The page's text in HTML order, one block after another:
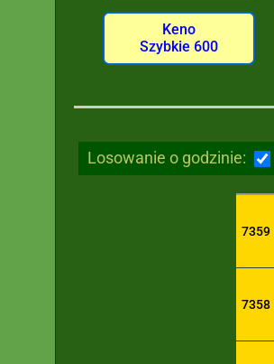
Keno
Szybkie 600
Losowanie o godzinie:
7359
7358